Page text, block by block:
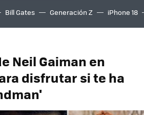
Bill Gates Generación Z iPhone 18
Neil Gaiman en
disfrutar si te ha